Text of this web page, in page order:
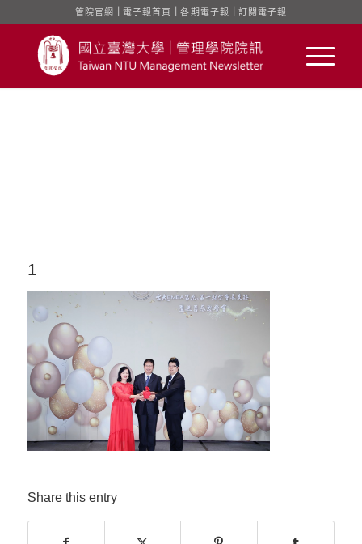
管院官網 電子報首頁 ｜各期電子報 訂閱電子報
1
Share this entry